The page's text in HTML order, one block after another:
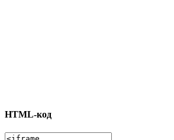
HTML-код